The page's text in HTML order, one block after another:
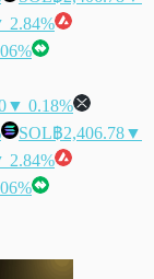
2.84%
▼ 0.18%
SOL฿2,406.78▼
2.84%